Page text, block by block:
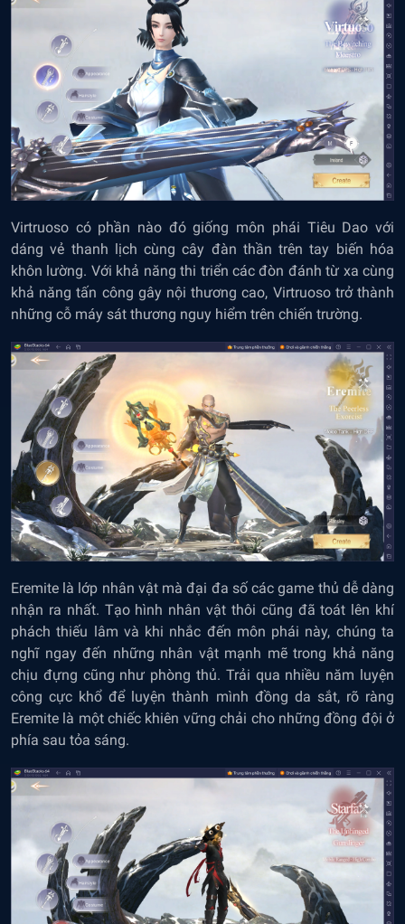
Virtruoso có phần nào đó giống môn phái Tiêu Dao với
dáng vẻ thanh lịch cùng cây đàn thần trên tay biến hóa
khôn lường. Với khả năng thi triển các đòn đánh từ xa cùng
khả năng tấn công gây nội thương cao, Virtruoso trở thành
những cỗ máy sát thương nguy hiểm trên chiến trường.
Eremite là lớp nhân vật mà đại đa số các game thủ dễ dàng
nhận ra nhất. Tạo hình nhân vật thôi cũng đã toát lên khí
phách thiếu lâm và khi nhắc đến môn phái này, chúng ta
nghĩ ngay đến những nhân vật mạnh mẽ trong khả năng
chịu đựng cũng như phòng thủ. Trải qua nhiều năm luyện
công cực khổ để luyện thành mình đồng da sắt, rõ ràng
Eremite là một chiếc khiên vững chải cho những đồng đội ở
phía sau tỏa sáng.